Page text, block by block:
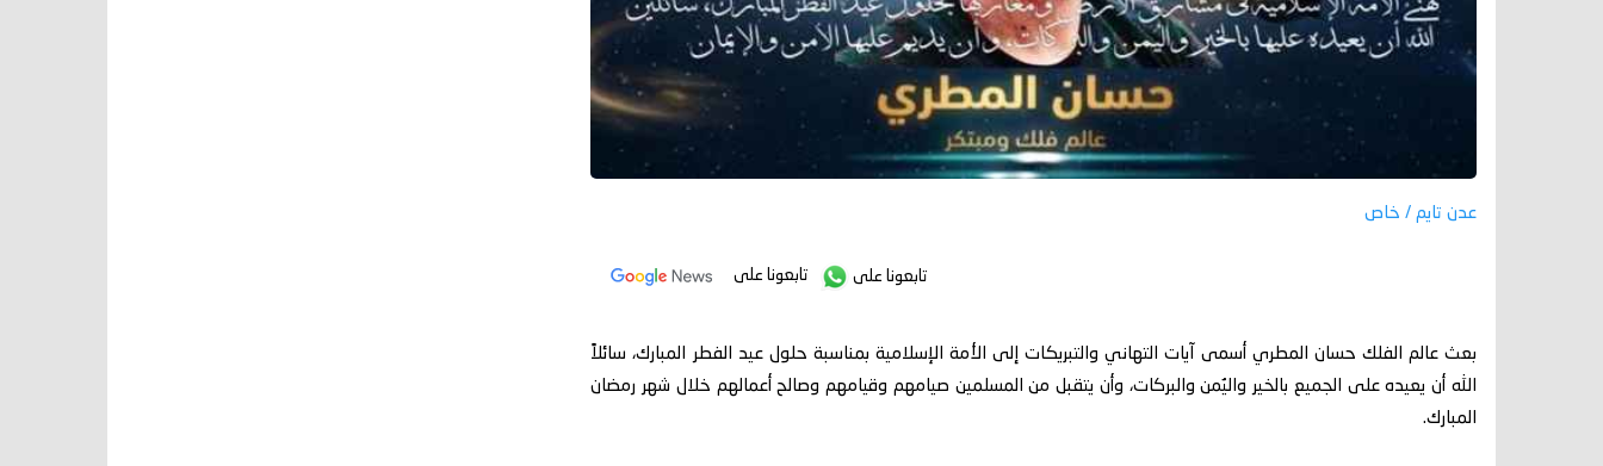
عدن تايم / خاص
تابعونا على تابعونا على
بعث عالم الفلك حسان المطري أسمى آيات التهاني والتبريكات إلى الأمة الإسلامية بمناسبة حلول عيد الفطر المبارك، سائلاً
الله أن يعيده على الجميع بالخير واليُمن والبركات، وأن يتقبل من المسلمين صيامهم وقيامهم وصالح أعمالهم خلال شهر رمضان
المبارك.